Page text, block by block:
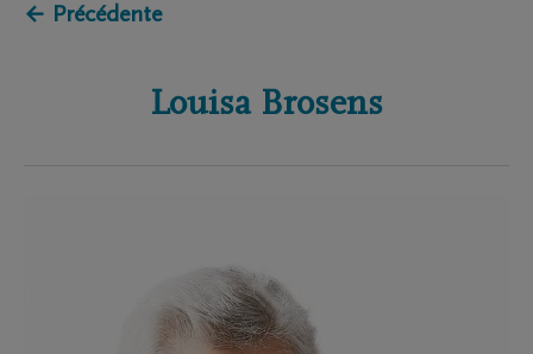
← Précédente
Louisa Brosens